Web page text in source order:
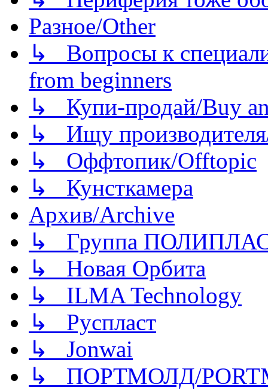
Разное/Other
↳ Вопросы к
from beginners
↳ Купи-продай/Buy
↳ Ищу
↳ Оффтопик/Offtopic
↳ Кунсткамера
Архив/Archive
↳ Группа
↳ Новая Орбита
↳ ILMA Technology
↳ Руспласт
↳ Jonwai
↳ ПОРТМОЛД/